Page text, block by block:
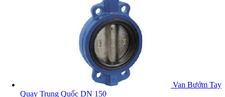
Van Bướm Tay
Quay Trung Quốc DN 150